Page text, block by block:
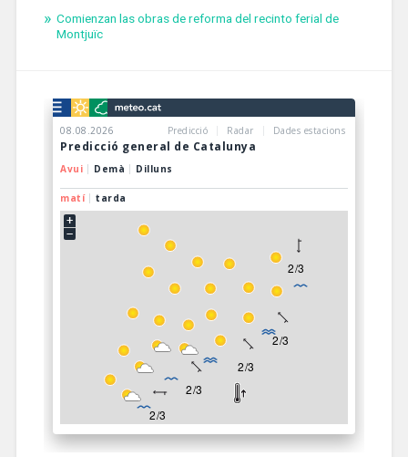
Comienzan las obras de reforma del recinto ferial de
Montjuïc